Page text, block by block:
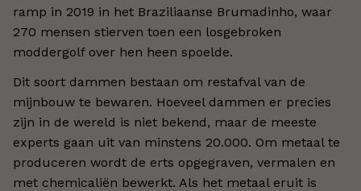
ramp in 2019 in het Braziliaanse Brumadinho, waar
270 mensen stierven toen een losgebroken
moddergolf over hen heen spoelde.
Dit soort dammen bestaan om restafval van de
mijnbouw te bewaren. Hoeveel dammen er precies
zijn in de wereld is niet bekend, maar de meeste
experts gaan uit van minstens 20.000. Om metaal te
produceren wordt de erts opgegraven, vermalen en
met chemicaliën bewerkt. Als het metaal eruit is